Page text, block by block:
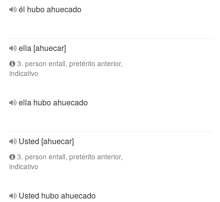
él hubo ahuecado
ella [ahuecar]
3. person entall, pretérito anterior,
indicativo
ella hubo ahuecado
Usted [ahuecar]
3. person entall, pretérito anterior,
indicativo
Usted hubo ahuecado